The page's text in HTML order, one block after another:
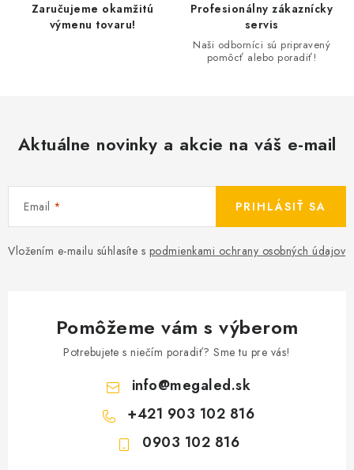
Zaručujeme okamžitú
výmenu tovaru!
Profesionálny zákaznícky
servis
Naši odborníci sú pripravený
pomôcť alebo poradiť!
Aktuálne novinky a akcie na váš e-mail
Email
Vložením e-mailu súhlasíte s podmienkami ochrany osobných údajov
PRIHLÁSIŤ SA
Pomôžeme vám s výberom
Potrebujete s niečím poradiť? Sme tu pre vás!
info@megaled.sk
+421 903 102 816
0903 102 816